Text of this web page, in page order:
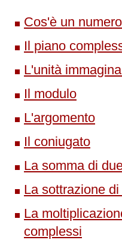
Cos'è un
Il piano
L'unità
Il modulo
L'argomento
Il coniugato
La somma di
La sottrazione
La
complessi